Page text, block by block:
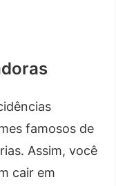
famosos de
Assim, você
cair em